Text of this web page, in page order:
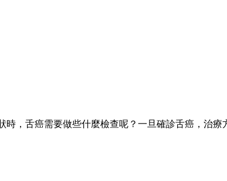
，舌癌需要做些什麼檢查呢？一旦確診舌癌，治療